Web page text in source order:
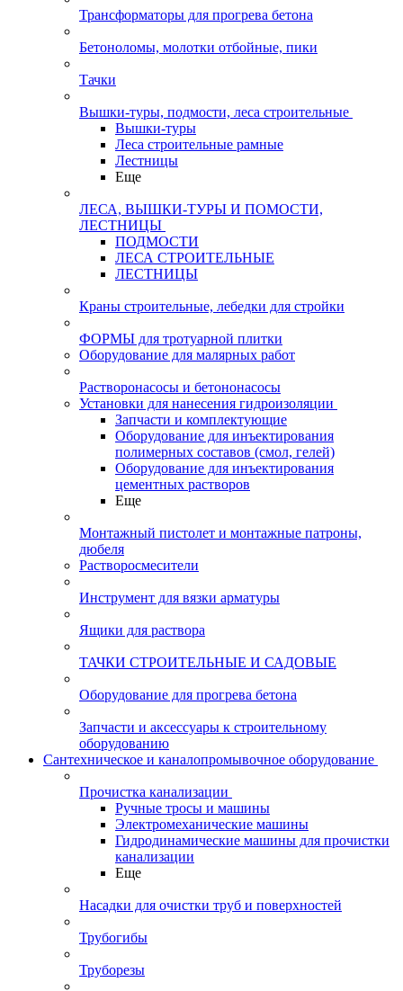
Трансформаторы для прогрева бетона
Бетоноломы, молотки отбойные, пики
Тачки
Вышки-туры, подмости, леса строительные
Вышки-туры
Леса строительные рамные
Лестницы
Еще
ЛЕСА, ВЫШКИ-ТУРЫ И ПОМОСТИ,
ЛЕСТНИЦЫ
ПОДМОСТИ
ЛЕСА СТРОИТЕЛЬНЫЕ
ЛЕСТНИЦЫ
Краны строительные, лебедки для стройки
ФОРМЫ для тротуарной плитки
Оборудование для малярных работ
Растворонасосы и бетононасосы
Установки для нанесения гидроизоляции
Запчасти и комплектующие
Оборудование для инъектирования
полимерных составов (смол, гелей)
Оборудование для инъектирования
цементных растворов
Еще
Монтажный пистолет и монтажные патроны,
дюбеля
Растворосмесители
Инструмент для вязки арматуры
Ящики для раствора
ТАЧКИ СТРОИТЕЛЬНЫЕ И САДОВЫЕ
Оборудование для прогрева бетона
Запчасти и аксессуары к строительному
оборудованию
Сантехническое и каналопромывочное оборудование
Прочистка канализации
Ручные тросы и машины
Электромеханические машины
Гидродинамические машины для прочистки
канализации
Еще
Насадки для очистки труб и поверхностей
Трубогибы
Труборезы